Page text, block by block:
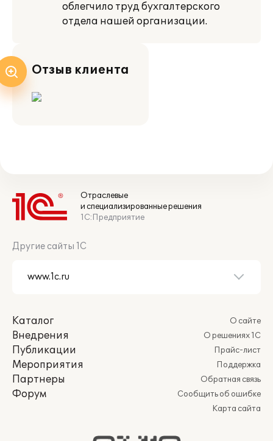
облегчило труд бухгалтерского
отдела нашей организации.
Отзыв клиента
Отраслевые
и специализированные решения
1С:Предприятие
Другие сайты 1С
Каталог
Внедрения
Публикации
Мероприятия
Партнеры
Форум
О сайте
О решениях 1С
Прайс-лист
Поддержка
Обратная связь
Сообщить об ошибке
Карта сайта